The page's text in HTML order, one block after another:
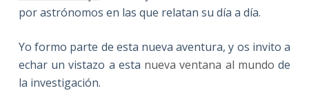
por astrónomos en las que relatan su día a día.
Yo formo parte de esta nueva aventura, y os invito a
echar un vistazo a esta nueva ventana al mundo de
la investigación.